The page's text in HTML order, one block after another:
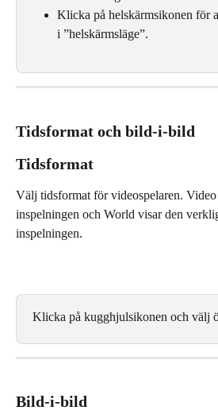
Klicka på helskärmsikonen för
i ”helskärmsläge”.
Tidsformat och bild-i-bild
Tidsformat
Välj tidsformat för videospelaren.
inspelningen och World visar den
inspelningen.
Klicka på kugghjulsikonen och välj
Bild-i-bild